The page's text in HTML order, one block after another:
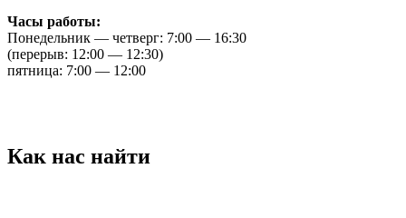
Часы работы:
Понедельник — четверг: 7:00 — 16:30
(перерыв: 12:00 — 12:30)
пятница: 7:00 — 12:00
Как нас найти